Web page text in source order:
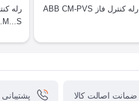
رله کنترل فاز ABB CM-PVS
ضمانت اصالت کالا